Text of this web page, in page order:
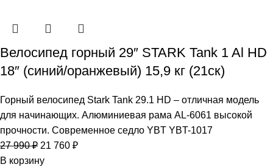
Велосипед горный 29″ STARK Tank 1 Al HD
18″ (синий/оранжевый) 15,9 кг (21ск)
Горный велосипед Stark Tank 29.1 HD – отличная модель
для начинающих. Алюминиевая рама AL-6061 высокой
прочности. Современное седло YBT YBT-1017
27 990₽ 21 760 ₽
В корзину